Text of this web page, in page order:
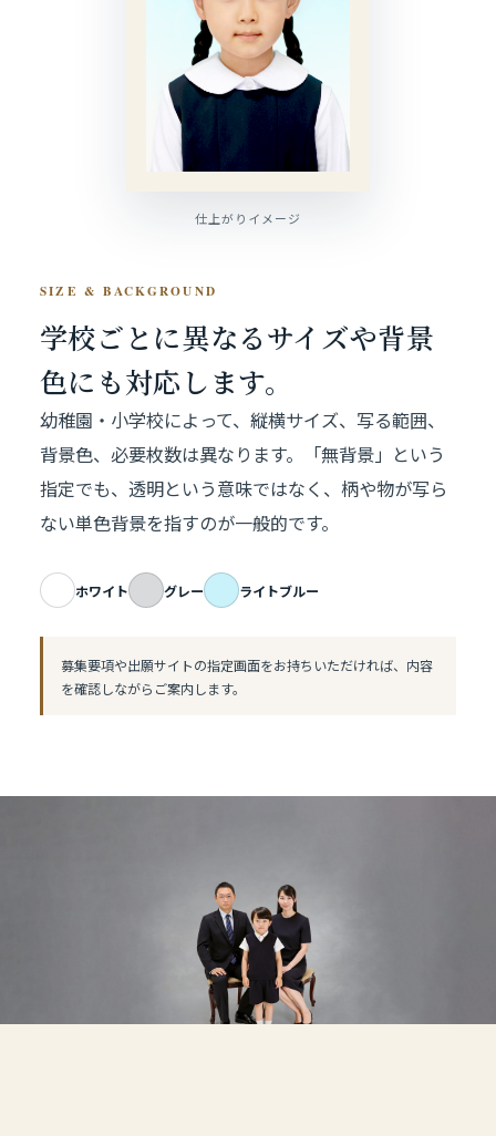
SIZE & BACKGROUND
学校ごとに異なるサイズや背景
色にも対応します。
幼稚園・小学校によって、縦横サイズ、写る範囲、
背景色、必要枚数は異なります。「無背景」という
指定でも、透明という意味ではなく、柄や物が写ら
ない単色背景を指すのが一般的です。
ホワイト グレー ライトブルー
募集要項や出願サイトの指定画面をお持ちいただければ、内容
を確認しながらご案内します。
仕上がりイメージ